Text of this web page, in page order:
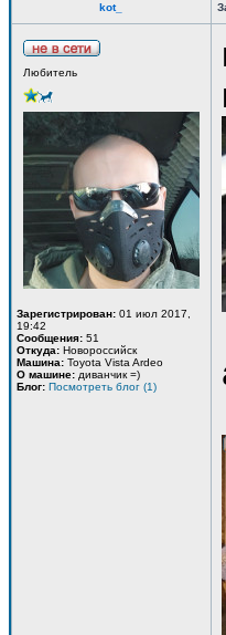
kot_
Любитель
Зарегистрирован: 01 июл 2017,
19:42
Сообщения: 51
Откуда: Новороссийск
Машина: Toyota Vista Ardeo
О машине: диванчик =)
Блог: Посмотреть блог (1)